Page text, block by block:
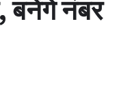
बनेंगे नंबर